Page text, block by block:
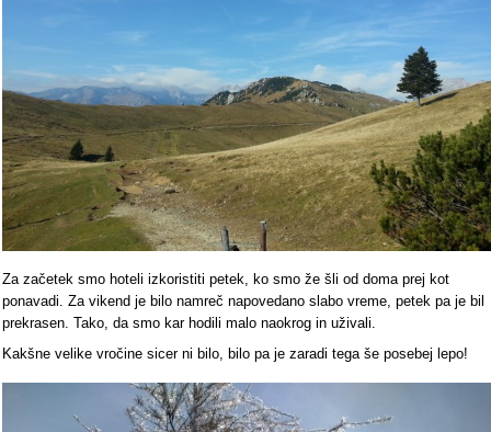
Za začetek smo hoteli izkoristiti petek, ko smo že šli od doma prej kot
ponavadi. Za vikend je bilo namreč napovedano slabo vreme, petek pa je bil
prekrasen. Tako, da smo kar hodili malo naokrog in uživali.
Kakšne velike vročine sicer ni bilo, bilo pa je zaradi tega še posebej lepo!